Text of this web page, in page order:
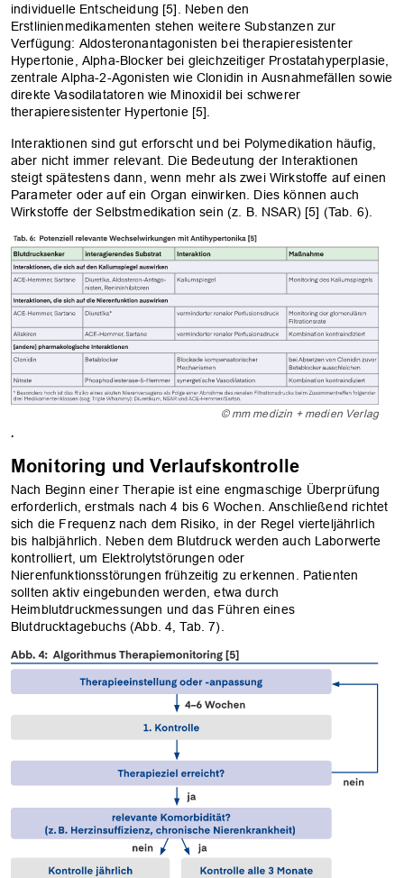
individuelle Entscheidung [5]. Neben den
Erstlinienmedikamenten stehen weitere Substanzen zur
Verfügung: Aldosteronantagonisten bei therapieresistenter
Hypertonie, Alpha-Blocker bei gleichzeitiger Prostatahyperplasie,
zentrale Alpha-2-Agonisten wie Clonidin in Ausnahmefällen sowie
direkte Vasodilatatoren wie Minoxidil bei schwerer
therapieresistenter Hypertonie [5].
Interaktionen sind gut erforscht und bei Polymedikation häufig,
aber nicht immer relevant. Die Bedeutung der Interaktionen
steigt spätestens dann, wenn mehr als zwei Wirkstoffe auf einen
Parameter oder auf ein Organ einwirken. Dies können auch
Wirkstoffe der Selbstmedikation sein (z. B. NSAR) [5] (Tab. 6).
© mm medizin + medien Verlag
.
Monitoring und Verlaufskontrolle
Nach Beginn einer Therapie ist eine engmaschige Überprüfung
erforderlich, erstmals nach 4 bis 6 Wochen. Anschließend richtet
sich die Frequenz nach dem Risiko, in der Regel vierteljährlich
bis halbjährlich. Neben dem Blutdruck werden auch Laborwerte
kontrolliert, um Elektrolytstörungen oder
Nierenfunktionsstörungen frühzeitig zu erkennen. Patienten
sollten aktiv eingebunden werden, etwa durch
Heimblutdruckmessungen und das Führen eines
Blutdrucktagebuchs (Abb. 4, Tab. 7).